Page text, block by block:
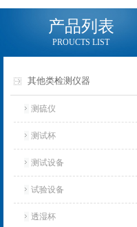
产品列表
PROUCTS LIST
其他类检测仪器
测硫仪
测试杯
测试设备
试验设备
透湿杯